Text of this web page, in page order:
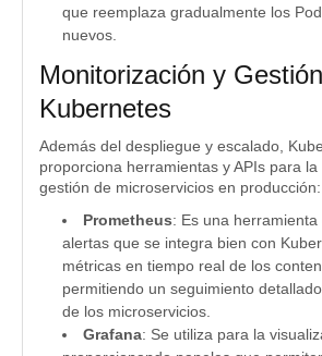
que reemplaza gradualmente los
nuevos.
Monitorización y
Kubernetes
Además del despliegue y escalado,
proporciona herramientas y APIs para
gestión de microservicios en producción:
Prometheus: Es una
alertas que se integra bien con
métricas en tiempo real de los
permitiendo un seguimiento
de los microservicios.
Grafana: Se utiliza para la